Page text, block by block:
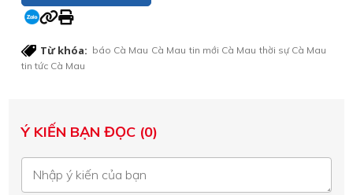
Từ khóa: báo Cà Mau Cà Mau tin mới Cà Mau thời sự Cà Mau
tin tức Cà Mau
Ý KIẾN BẠN ĐỌC (0)